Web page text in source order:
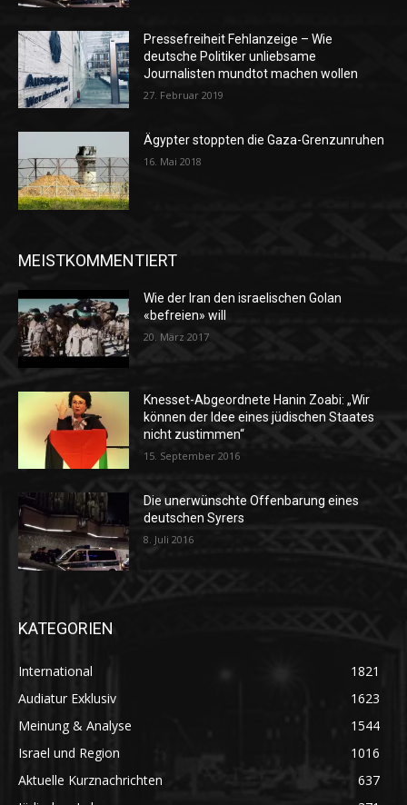
Pressefreiheit Fehlanzeige – Wie
deutsche Politiker unliebsame
Journalisten mundtot machen wollen
27. Februar 2019
Ägypter stoppten die Gaza-Grenzunruhen
16. Mai 2018
MEISTKOMMENTIERT
Wie der Iran den israelischen Golan
«befreien» will
20. März 2017
Knesset-Abgeordnete Hanin Zoabi: „Wir
können der Idee eines jüdischen Staates
nicht zustimmen“
15. September 2016
Die unerwünschte Offenbarung eines
deutschen Syrers
8. Juli 2016
KATEGORIEN
International
1821
Audiatur Exklusiv
1623
Meinung & Analyse
1544
Israel und Region
1016
Aktuelle Kurznachrichten
637